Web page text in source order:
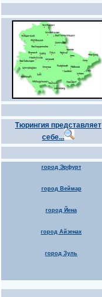
Тюрингия представляет
себе...
город Эрфурт
город Веймар
город Йена
город Айзенах
город Зуль